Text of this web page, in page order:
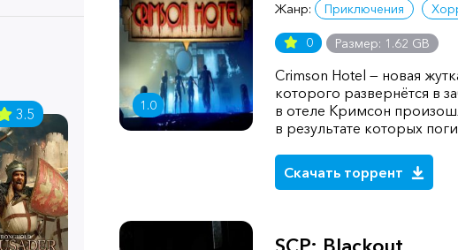
3.5
1.0
Жанр: Приключения
0 Размер: 1.62 GB
Crimson Hotel — новая
которого развернётся в
в отеле Кримсон
в результате которых
Скачать торрент